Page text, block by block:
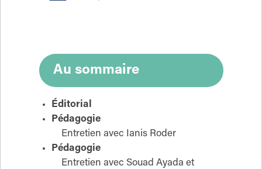
Au sommaire
Éditorial
Pédagogie
Entretien avec Ianis Roder
Pédagogie
Entretien avec Souad Ayada et